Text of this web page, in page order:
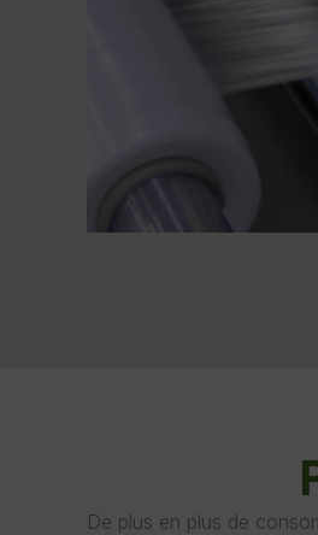
De plus en plus de